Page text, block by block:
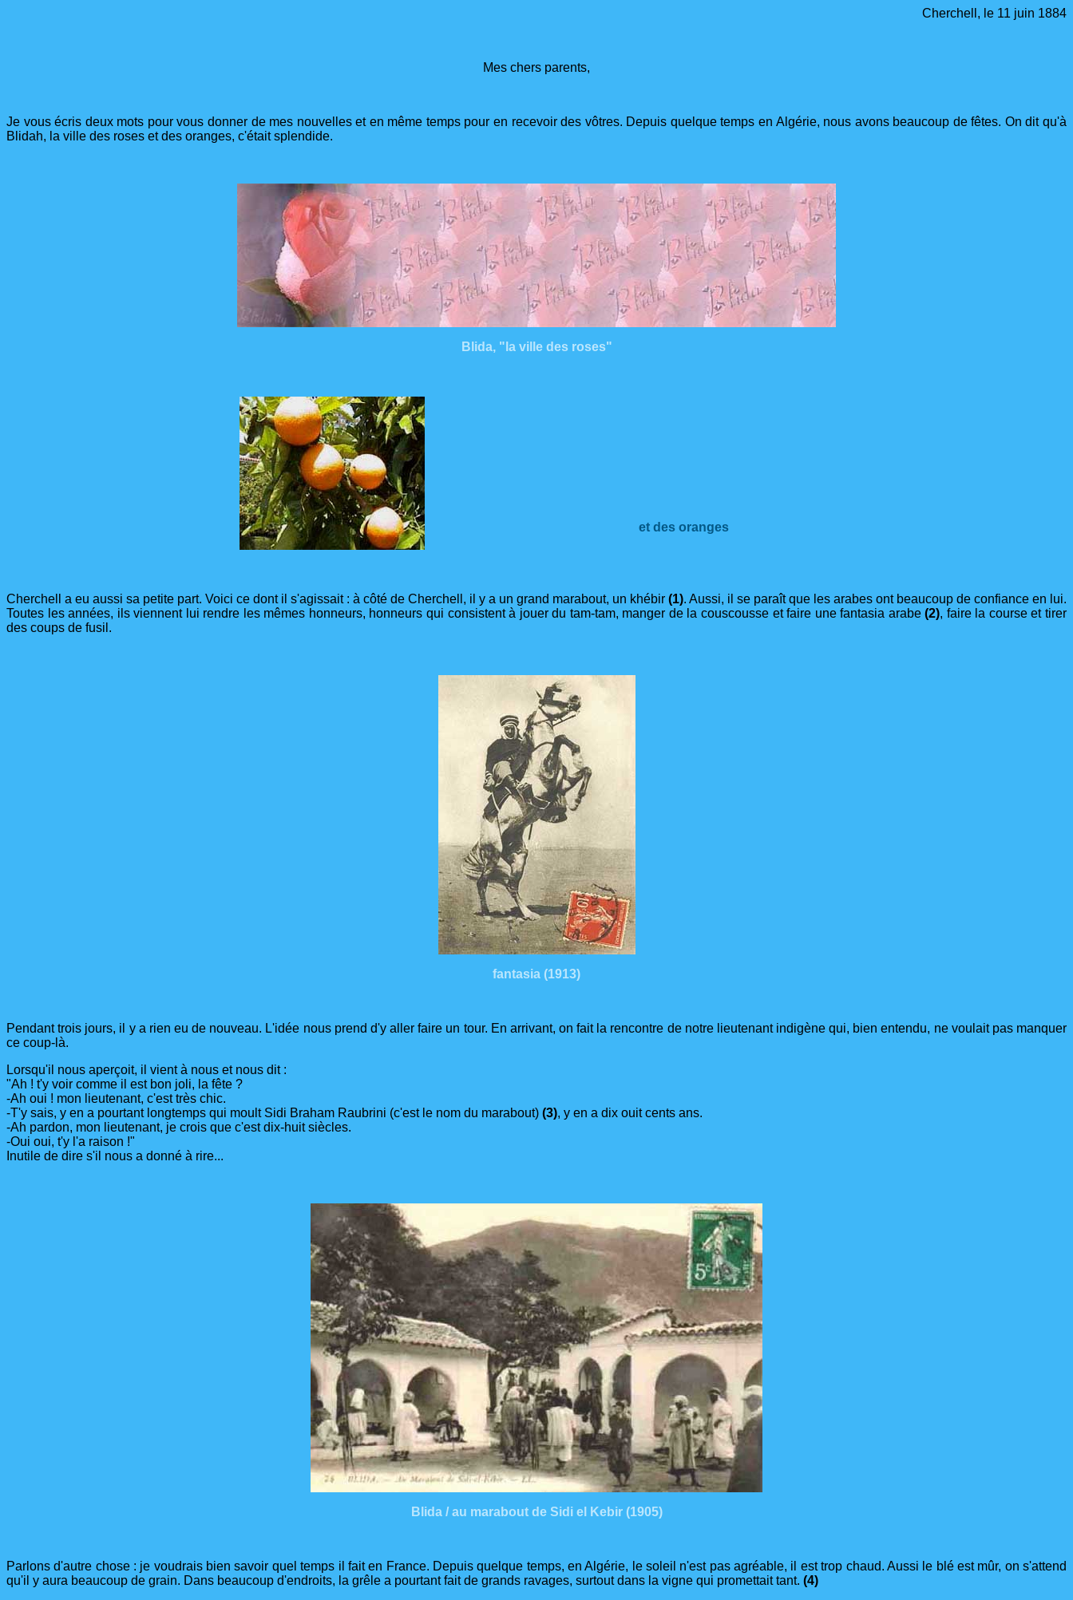
Cherchell, le 11 juin 1884
Mes chers parents,
Je vous écris deux mots pour vous donner de mes nouvelles et en même temps pour en recevoir des vôtres. Depuis quelque temps en Algérie, nous avons beaucoup de fêtes. On dit qu'à
Blidah, la ville des roses et des oranges, c'était splendide.
Blida, "la ville des roses"
et des oranges
Cherchell a eu aussi sa petite part. Voici ce dont il s'agissait : à côté de Cherchell, il y a un grand marabout, un khébir (1). Aussi, il se paraît que les arabes ont beaucoup de confiance en lui.
Toutes les années, ils viennent lui rendre les mêmes honneurs, honneurs qui consistent à jouer du tam-tam, manger de la couscousse et faire une fantasia arabe(2), faire la course et tirer
des coups de fusil.
fantasia (1913)
Pendant trois jours, il y a rien eu de nouveau. L'idée nous prend d'y aller faire un tour. En arrivant, on fait la rencontre de notre lieutenant indigène qui, bien entendu, ne voulait pas manquer
ce coup-là.
Lorsqu'il nous aperçoit, il vient à nous et nous dit :
"Ah ! t'y voir comme il est bon joli, la fête ?
-Ah oui ! mon lieutenant, c'est très chic.
-T'y sais, y en a pourtant longtemps qui moult Sidi Braham Raubrini (c'est le nom du marabout) (3), y en a dix ouit cents ans.
-Ah pardon, mon lieutenant, je crois que c'est dix-huit siècles.
-Oui oui, t'y l'a raison !"
Inutile de dire s'il nous a donné à rire...
Blida / au marabout de Sidi el Kebir (1905)
Parlons d'autre chose : je voudrais bien savoir quel temps il fait en France. Depuis quelque temps, en Algérie, le soleil n'est pas agréable, il est trop chaud. Aussi le blé est mûr, on s'attend
qu'il y aura beaucoup de grain. Dans beaucoup d'endroits, la grêle a pourtant fait de grands ravages, surtout dans la vigne qui promettait tant. (4)